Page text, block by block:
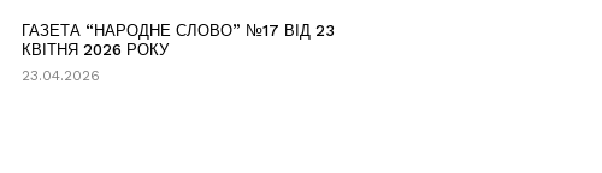
ГАЗЕТА “НАРОДНЕ СЛОВО” №17 ВІД 23
КВІТНЯ 2026 РОКУ
23.04.2026